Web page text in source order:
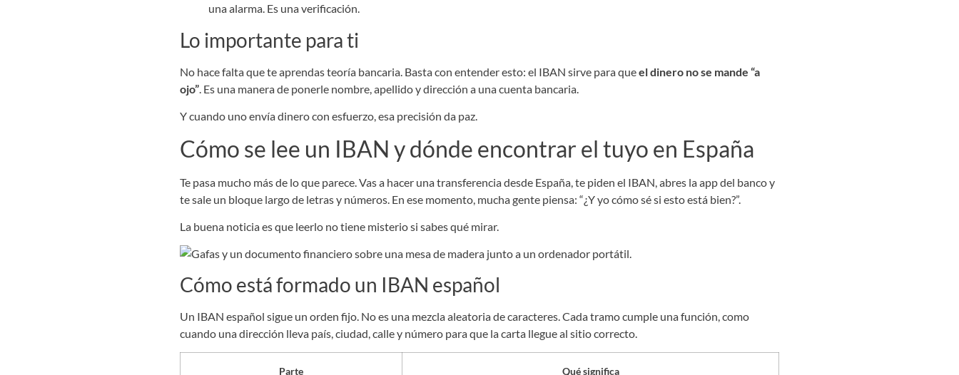
una alarma. Es una verificación.
Lo importante para ti
No hace falta que te aprendas teoría bancaria. Basta con entender esto: el IBAN sirve para queel dinero no se mande “a
ojo”. Es una manera de ponerle nombre, apellido y dirección a una cuenta bancaria.
Y cuando uno envía dinero con esfuerzo, esa precisión da paz.
Cómo se lee un IBAN y dónde encontrar el tuyo en España
Te pasa mucho más de lo que parece. Vas a hacer una transferencia desde España, te piden el IBAN, abres la app del banco y
te sale un bloque largo de letras y números. En ese momento, mucha gente piensa: “¿Y yo cómo sé si esto está bien?”.
La buena noticia es que leerlo no tiene misterio si sabes qué mirar.
Cómo está formado un IBAN español
Un IBAN español sigue un orden fijo. No es una mezcla aleatoria de caracteres. Cada tramo cumple una función, como
cuando una dirección lleva país, ciudad, calle y número para que la carta llegue al sitio correcto.
Parte Qué significa